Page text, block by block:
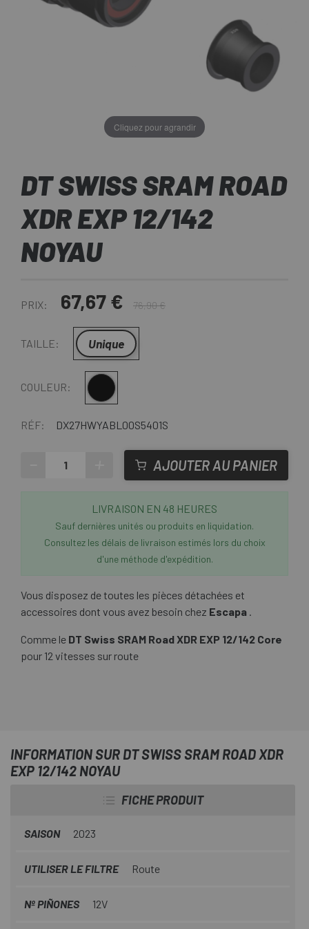
Cliquez pour agrandir
DT SWISS SRAM ROAD
XDR EXP 12/142
NOYAU
PRIX: 67,67 € 76,90 €
TAILLE: Unique
COULEUR:
RÉF: DX27HWYABL00S5401S
AJOUTER AU PANIER
LIVRAISON EN 48 HEURES
Sauf dernières unités ou produits en liquidation.
Consultez les délais de livraison estimés lors du choix
d'une méthode d'expédition.
Vous disposez de toutes les pièces détachées et
accessoires dont vous avez besoin chez Escapa .
Comme le DT Swiss SRAM Road XDR EXP 12/142 Core
pour 12 vitesses sur route
INFORMATION SUR DT SWISS SRAM ROAD XDR
EXP 12/142 NOYAU
FICHE PRODUIT
SAISON 2023
UTILISER LE FILTRE Route
Nº PIÑONES 12V